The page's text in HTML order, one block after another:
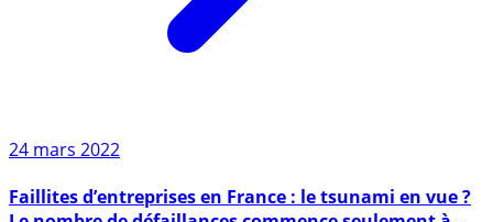
24 mars 2022